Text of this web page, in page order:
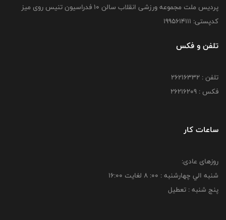
پردیس ملت مجموعه ورزشی انقلاب سالن 10 فدراسیون تنیس روی میز
کدپستی: 1995614111
تلفن و فکس
تلفن : 26216332
فکس : 26216209
ساعات کار
روزهای عادی:
شنبه الي چهارشنبه : 00: 8 لغايت 16:00
پنج شنبه : تعطیل